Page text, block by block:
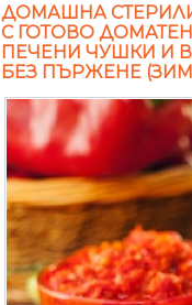
ДОМАШНА
С ГОТОВО
ПЕЧЕНИ ЧУШКИ И
БЕЗ ПЪРЖЕНЕ